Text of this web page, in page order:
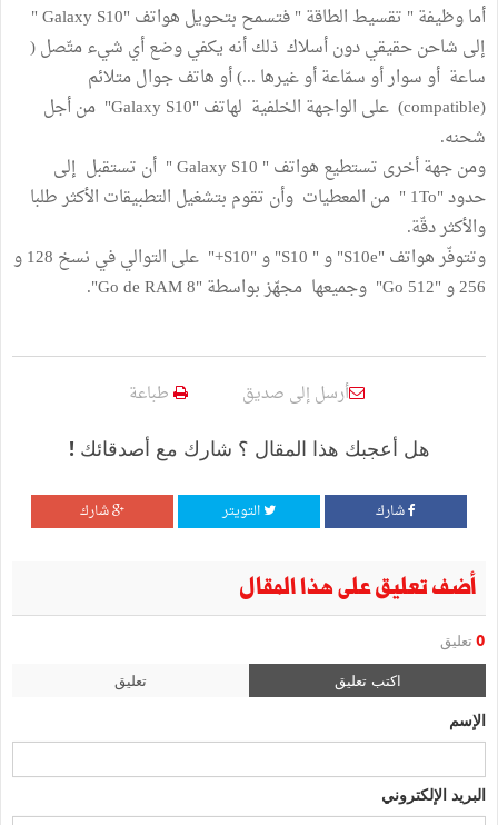
أما وظيفة " تقسيط الطاقة " فتسمح بتحويل هواتف "Galaxy S10 "
إلى شاحن حقيقي دون أسلاك ذلك أنه يكفي وضع أي شيء متّصل (
ساعة أو سوار أو سمّاعة أو غيرها ...) أو هاتف جوال متلائم
(compatible) على الواجهة الخلفية لهاتف "Galaxy S10" من أجل
شحنه.
ومن جهة أخرى تستطيع هواتف " Galaxy S10 " أن تستقبل إلى
حدود "1To " من المعطيات وأن تقوم بتشغيل التطبيقات الأكثر طلبا
والأكثر دقّة.
وتتوفّر هواتف "S10e" و " S10" و "S10+" على التوالي في نسخ 128 و
256 و "512 Go" وجميعها مجهّز بواسطة "8 Go de RAM".
أرسل إلى صديق طباعة
هل أعجبك هذا المقال ؟ شارك مع أصدقائك !
شارك التويتر شارك
أضف تعليق على هذا المقال
0 تعليق
اكتب تعليق تعليق
الإسم
البريد الإلكتروني